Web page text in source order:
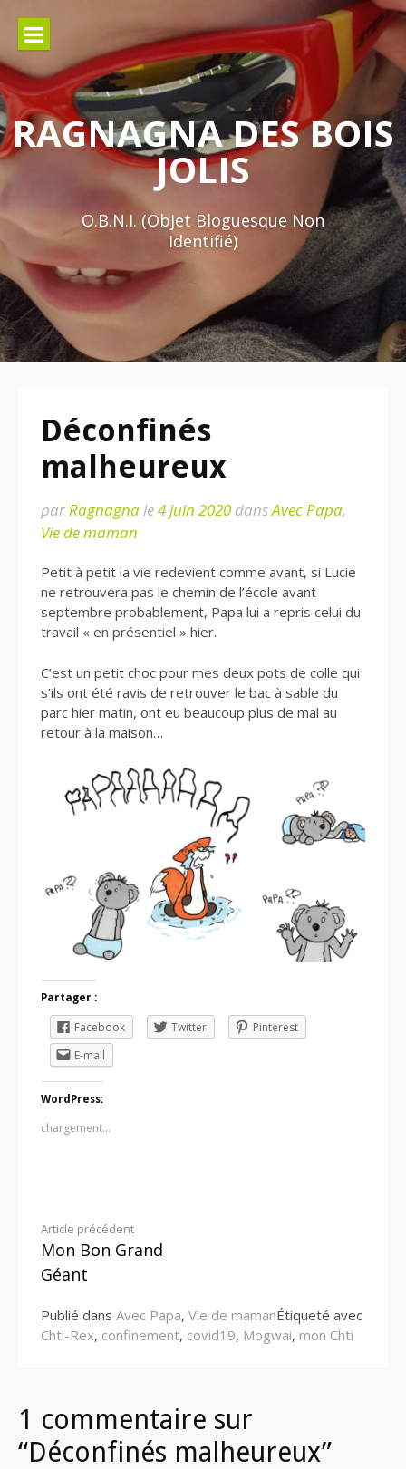
contenu
RAGNAGNA DES BOIS
JOLIS
O.B.N.I. (Objet Bloguesque Non
Identifié)
Déconfinés
malheureux
parRagnagnale4 juin 2020 dansAvec Papa,
Vie de maman
Petit à petit la vie redevient comme avant, si Lucie
ne retrouvera pas le chemin de l’école avant
septembre probablement, Papa lui a repris celui du
travail « en présentiel » hier.
C’est un petit choc pour mes deux pots de colle qui
s’ils ont été ravis de retrouver le bac à sable du
parc hier matin, ont eu beaucoup plus de mal au
retour à la maison…
Partager :
Facebook Twitter
Pinterest
E-mail
WordPress:
chargement…
Lire
la
Article précédent
Mon Bon Grand
Géant
Publié dans Avec Papa, Vie de mamanÉtiqueté avec
Chti-Rex, confinement, covid19, Mogwai, mon Chti
1 commentaire sur
“Déconfinés malheureux”